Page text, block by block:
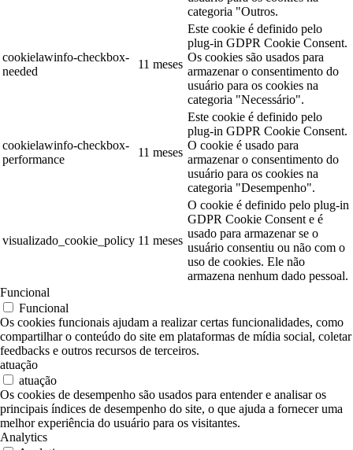
categoria "Outros.
cookielawinfo-checkbox-
needed
11 meses
Este cookie é definido pelo
plug-in GDPR Cookie Consent.
Os cookies são usados para
armazenar o consentimento do
usuário para os cookies na
categoria "Necessário".
cookielawinfo-checkbox-
performance
11 meses
Este cookie é definido pelo
plug-in GDPR Cookie Consent.
O cookie é usado para
armazenar o consentimento do
usuário para os cookies na
categoria "Desempenho".
visualizado_cookie_policy 11 meses
O cookie é definido pelo plug-in
GDPR Cookie Consent e é
usado para armazenar se o
usuário consentiu ou não com o
uso de cookies. Ele não
armazena nenhum dado pessoal.
Funcional
Funcional
Os cookies funcionais ajudam a realizar certas funcionalidades, como
compartilhar o conteúdo do site em plataformas de mídia social, coletar
feedbacks e outros recursos de terceiros.
atuação
atuação
Os cookies de desempenho são usados para entender e analisar os
principais índices de desempenho do site, o que ajuda a fornecer uma
melhor experiência do usuário para os visitantes.
Analytics